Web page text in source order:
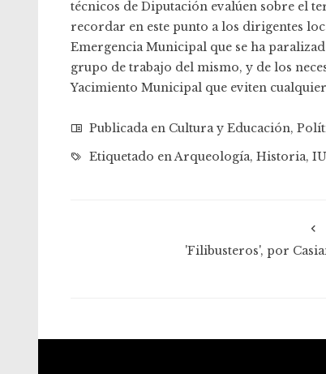
técnicos de Diputación evalúen sobre el
recordar en este punto a los dirigentes
Emergencia Municipal que se ha
grupo de trabajo del mismo, y de los
Yacimiento Municipal que eviten
Publicada en Cultura y Educación,
Etiquetado enArqueología, Historia, IU
'Filibusteros', por